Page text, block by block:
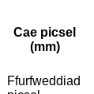
Cae picsel
(mm)
Ffurfweddiad